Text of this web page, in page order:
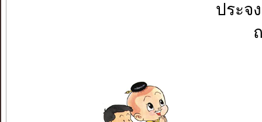
ประจ